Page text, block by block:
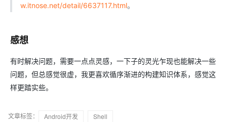
w.itnose.net/detail/6637117.html。
感想
有时解决问题，需要一点点灵感，一下子的灵光乍现也能解决一些
问题，但总感觉很虚，我更喜欢循序渐进的构建知识体系，感觉这
样更踏实些。
文章标签： Android开发 Shell